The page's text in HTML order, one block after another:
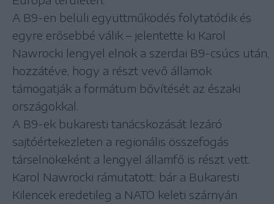
A B9-en belüli együttműködés folytatódik és
egyre erősebbé válik – jelentette ki Karol
Nawrocki lengyel elnök a szerdai B9-csúcs után,
hozzátéve, hogy a részt vevő államok
támogatják a formátum bővítését az északi
országokkal.
A B9-ek bukaresti tanácskozását lezáró
sajtóértekezleten a regionális összefogás
társelnökeként a lengyel államfő is részt vett.
Karol Nawrocki rámutatott: bár a Bukaresti
Kilencek eredetileg a NATO keleti szárnyán